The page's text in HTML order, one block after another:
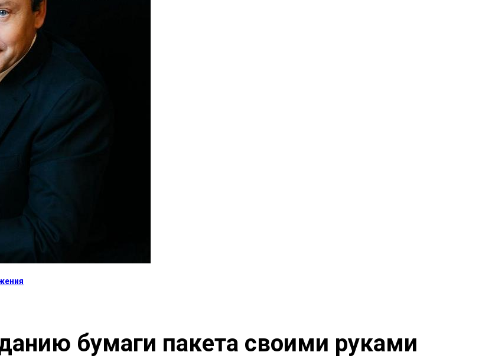
бумаги пакета своими руками